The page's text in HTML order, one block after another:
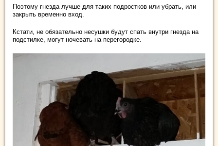
Поэтому гнезда лучше для таких подростков или убрать, или
закрыть временно вход.
Кстати, не обязательно несушки будут спать внутри гнезда на
подстилке, могут ночевать на перегородке.